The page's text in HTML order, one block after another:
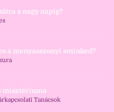
a nagy napig?
a menyasszonyi sminked?
misztériuma
Tanácsok